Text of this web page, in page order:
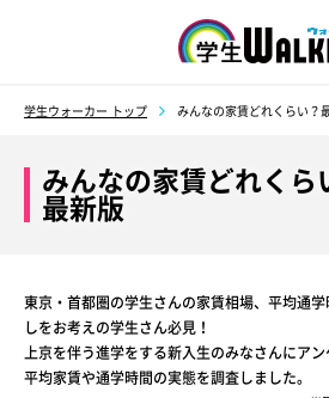
学生ウォーカー トップ みんなの家賃どれくらい？
みんなの家賃どれくら
最新版
東京・首都圏の学生さんの家賃相場、平均通
しをお考えの学生さん必見！
上京を伴う進学をする新入生のみなさんにア
平均家賃や通学時間の実態を調査しました。